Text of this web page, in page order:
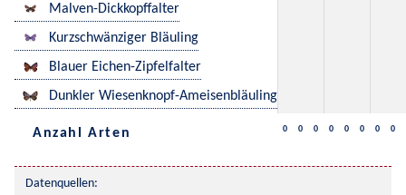
Malven-Dickkopffalter
Kurzschwänziger Bläuling
Blauer Eichen-Zipfelfalter
Dunkler Wiesenknopf-Ameisenbläuling
Anzahl Arten 0 0 0 0 0 0 0 0
Datenquellen: